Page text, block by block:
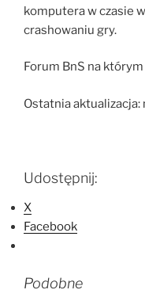
komputera w czasie
crashowaniu gry.
Forum BnS na
Ostatnia
Udostępnij:
X
Facebook
Podobne